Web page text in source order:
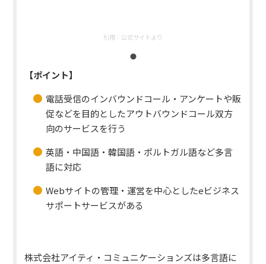
引用： 公式サイトより
【ポイント】
電話受信のインバウンドコール・アンケートや販
促などを目的としたアウトバウンドコール双方
向のサービスを行う
英語・中国語・韓国語・ポルトガル語など多言
語に対応
Webサイトの管理・運営を中心としたeビジネス
サポートサービスがある
株式会社アイティ・コミュニケーションズは多言語に